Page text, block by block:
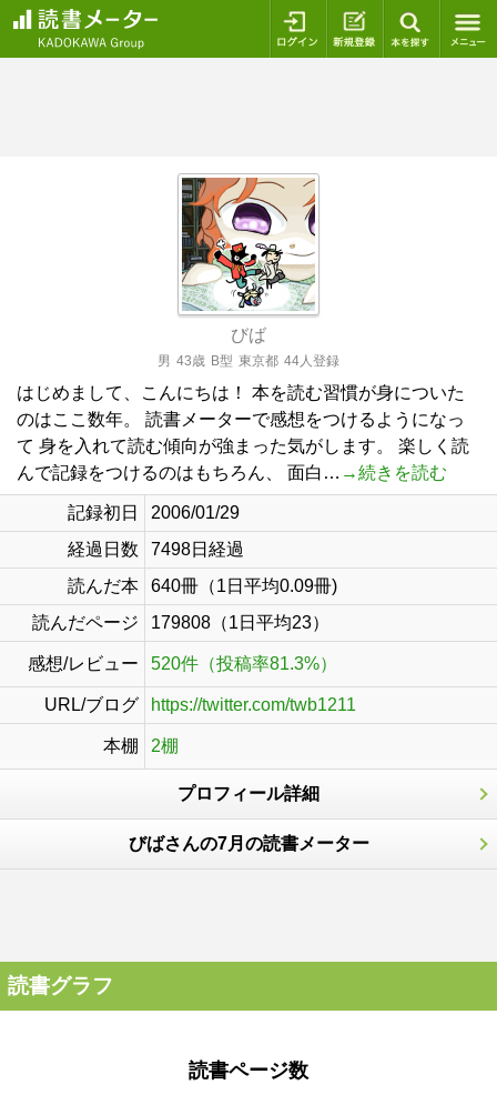
ログイン 新規登録
びば
男 43歳 B型 東京都 44人登録
はじめまして、こんにちは！ 本を読む習慣が身についた
のはここ数年。 読書メーターで感想をつけるようになっ
て 身を入れて読む傾向が強まった気がします。 楽しく読
んで記録をつけるのはもちろん、 面白… →続きを読む
記録初日
2006/01/29
経過日数
7498日経過
読んだ本
640冊（1日平均0.09冊)
読んだページ
179808（1日平均23）
感想/レビュー 520件（投稿率81.3%）
URL/ブログ https://twitter.com/twb1211
本棚 2棚
プロフィール詳細
びばさんの7月の読書メーター
読書グラフ
読書ページ数